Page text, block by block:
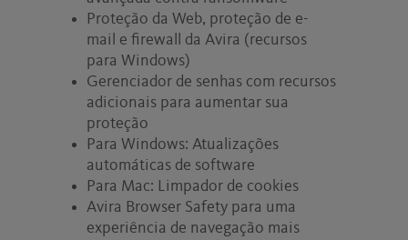
Proteção da Web, proteção de e-
mail e firewall da Avira (recursos
para Windows)
Gerenciador de senhas com recursos
adicionais para aumentar sua
proteção
Para Windows: Atualizações
automáticas de software
Para Mac: Limpador de cookies
Avira Browser Safety para uma
experiência de navegação mais